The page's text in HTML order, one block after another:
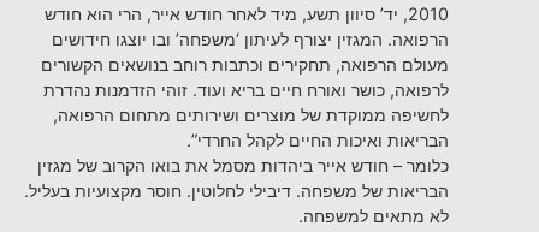
2010, יד’ סיוון תשע, מיד לאחר חודש אייר, הרי הוא חודש
הרפואה. המגזין יצורף לעיתון ‘משפחה’ ובו יוצגו חידושים
מעולם הרפואה, תחקירים וכתבות רוחב בנושאים הקשורים
לרפואה, כושר ואורח חיים בריא ועוד. זוהי הזדמנות נהדרת
לחשיפה ממוקדת של מוצרים ושירותים מתחום הרפואה,
הבריאות ואיכות החיים לקהל החרדי”.
כלומר – חודש אייר ביהדות מסמל את בואו הקרוב של מגזין
הבריאות של משפחה. דיבילי לחלוטין. חוסר מקצועיות בעליל.
לא מתאים למשפחה.